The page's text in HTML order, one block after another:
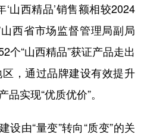
西精品’销售额相较2024
西省市场监督管理局副局
个“山西精品”获证产品走出
，通过品牌建设有效提升
实现“优质优价”。
由“量变”转向“质变”的关